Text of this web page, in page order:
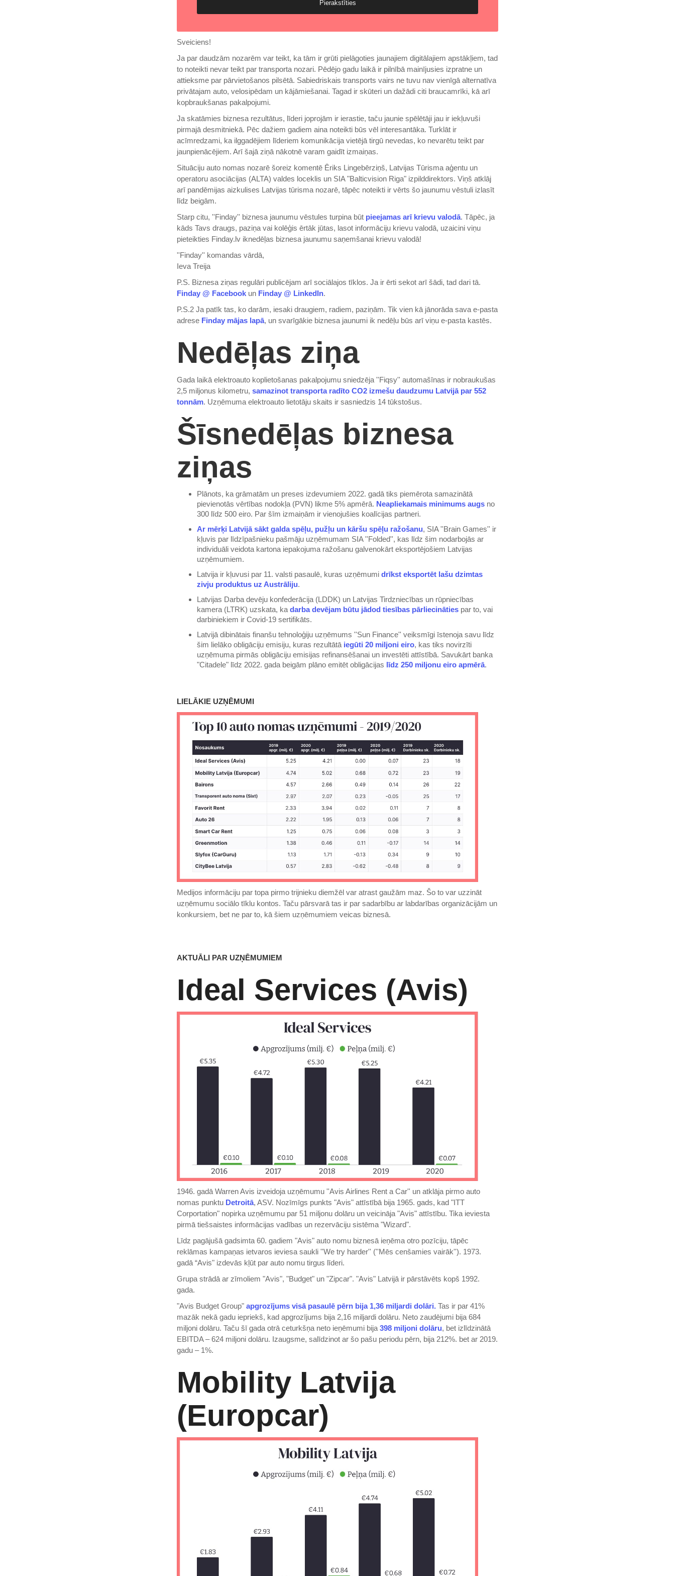
Pierakstīties
Sveiciens!
Ja par daudzām nozarēm var teikt, ka tām ir grūti pielāgoties jaunajiem digitālajiem apstākļiem, tad
to noteikti nevar teikt par transporta nozari. Pēdējo gadu laikā ir pilnībā mainījusies izpratne un
attieksme par pārvietošanos pilsētā. Sabiedriskais transports vairs ne tuvu nav vienīgā alternatīva
privātajam auto, velosipēdam un kājāmiešanai. Tagad ir skūteri un dažādi citi braucamrīki, kā arī
kopbraukšanas pakalpojumi.
Ja skatāmies biznesa rezultātus, līderi joprojām ir ierastie, taču jaunie spēlētāji jau ir iekļuvuši
pirmajā desmitniekā. Pēc dažiem gadiem aina noteikti būs vēl interesantāka. Turklāt ir
acīmredzami, ka ilggadējiem līderiem komunikācija vietējā tirgū nevedas, ko nevarētu teikt par
jaunpienācējiem. Arī šajā ziņā nākotnē varam gaidīt izmaiņas.
Situāciju auto nomas nozarē šoreiz komentē Ēriks Lingebērziņš, Latvijas Tūrisma aģentu un
operatoru asociācijas (ALTA) valdes loceklis un SIA "Balticvision Riga" izpilddirektors. Viņš atklāj
arī pandēmijas aizkulises Latvijas tūrisma nozarē, tāpēc noteikti ir vērts šo jaunumu vēstuli izlasīt
līdz beigām.
Starp citu, ''Finday'' biznesa jaunumu vēstules turpina būt pieejamas arī krievu valodā. Tāpēc, ja
kāds Tavs draugs, paziņa vai kolēģis ērtāk jūtas, lasot informāciju krievu valodā, uzaicini viņu
pieteikties Finday.lv iknedēļas biznesa jaunumu saņemšanai krievu valodā!
''Finday'' komandas vārdā,
Ieva Treija
P.S. Biznesa ziņas regulāri publicējam arī sociālajos tīklos. Ja ir ērti sekot arī šādi, tad dari tā.
Finday @ Facebook un Finday @ LinkedIn.
P.S.2 Ja patīk tas, ko darām, iesaki draugiem, radiem, paziņām. Tik vien kā jānorāda sava e-pasta
adrese Finday mājas lapā, un svarīgākie biznesa jaunumi ik nedēļu būs arī viņu e-pasta kastēs.
Nedēļas ziņa
Gada laikā elektroauto koplietošanas pakalpojumu sniedzēja ''Fiqsy'' automašīnas ir nobraukušas
2,5 miljonus kilometru, samazinot transporta radīto CO2 izmešu daudzumu Latvijā par 552
tonnām. Uzņēmuma elektroauto lietotāju skaits ir sasniedzis 14 tūkstošus.
Šīsnedēļas biznesa
ziņas
Plānots, ka grāmatām un preses izdevumiem 2022. gadā tiks piemērota samazinātā
pievienotās vērtības nodokļa (PVN) likme 5% apmērā. Neapliekamais minimums augs no
300 līdz 500 eiro. Par šīm izmaiņām ir vienojušies koalīcijas partneri.
Ar mērķi Latvijā sākt galda spēļu, pužļu un kāršu spēļu ražošanu, SIA ''Brain Games'' ir
kļuvis par līdzīpašnieku pašmāju uzņēmumam SIA ''Folded'', kas līdz šim nodarbojās ar
individuāli veidota kartona iepakojuma ražošanu galvenokārt eksportējošiem Latvijas
uzņēmumiem.
Latvija ir kļuvusi par 11. valsti pasaulē, kuras uzņēmumi drīkst eksportēt lašu dzimtas
zivju produktus uz Austrāliju.
Latvijas Darba devēju konfederācija (LDDK) un Latvijas Tirdzniecības un rūpniecības
kamera (LTRK) uzskata, ka darba devējam būtu jādod tiesības pārliecināties par to, vai
darbiniekiem ir Covid-19 sertifikāts.
Latvijā dibinātais finanšu tehnoloģiju uzņēmums ''Sun Finance'' veiksmīgi īstenoja savu līdz
šim lielāko obligāciju emisiju, kuras rezultātā iegūti 20 miljoni eiro, kas tiks novirzīti
uzņēmuma pirmās obligāciju emisijas refinansēšanai un investēti attīstībā. Savukārt banka
"Citadele" līdz 2022. gada beigām plāno emitēt obligācijas līdz 250 miljonu eiro apmērā.
LIELĀKIE UZŅĒMUMI
Medijos informāciju par topa pirmo trijnieku diemžēl var atrast gaužām maz. Šo to var uzzināt
uzņēmumu sociālo tīklu kontos. Taču pārsvarā tas ir par sadarbību ar labdarības organizācijām un
konkursiem, bet ne par to, kā šiem uzņēmumiem veicas biznesā.
AKTUĀLI PAR UZŅĒMUMIEM
Ideal Services (Avis)
1946. gadā Warren Avis izveidoja uzņēmumu ''Avis Airlines Rent a Car'' un atklāja pirmo auto
nomas punktu Detroitā, ASV. Nozīmīgs punkts "Avis" attīstībā bija 1965. gads, kad "ITT
Corportation" nopirka uzņēmumu par 51 miljonu dolāru un veicināja "Avis" attīstību. Tika ieviesta
pirmā tiešsaistes informācijas vadības un rezervāciju sistēma "Wizard".
Līdz pagājušā gadsimta 60. gadiem "Avis" auto nomu biznesā ieņēma otro pozīciju, tāpēc
reklāmas kampaņas ietvaros ieviesa saukli ''We try harder'' (''Mēs cenšamies vairāk''). 1973.
gadā “Avis" izdevās kļūt par auto nomu tirgus līderi.
Grupa strādā ar zīmoliem "Avis", "Budget" un "Zipcar". "Avis" Latvijā ir pārstāvēts kopš 1992.
gada.
"Avis Budget Group" apgrozījums visā pasaulē pērn bija 1,36 miljardi dolāri. Tas ir par 41%
mazāk nekā gadu iepriekš, kad apgrozījums bija 2,16 miljardi dolāru. Neto zaudējumi bija 684
miljoni dolāru. Taču šī gada otrā ceturkšņa neto ieņēmumi bija398 miljoni dolāru, bet izlīdzinātā
EBITDA – 624 miljoni dolāru. Izaugsme, salīdzinot ar šo pašu periodu pērn, bija 212%. bet ar 2019.
gadu – 1%.
Mobility Latvija
(Europcar)